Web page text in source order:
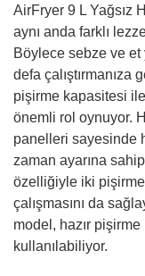
AirFryer 9 L Yağsız
aynı anda farklı
Böylece sebze ve
defa çalıştırmanıza
pişirme kapasitesi
önemli rol oynuyor.
panelleri sayesinde
zaman ayarına
özelliğiyle iki
çalışmasını da
model, hazır
kullanılabiliyor.